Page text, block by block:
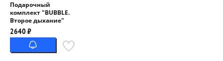
Подарочный
комплект "BUBBLE.
Второе дыхание"
2640 ₽